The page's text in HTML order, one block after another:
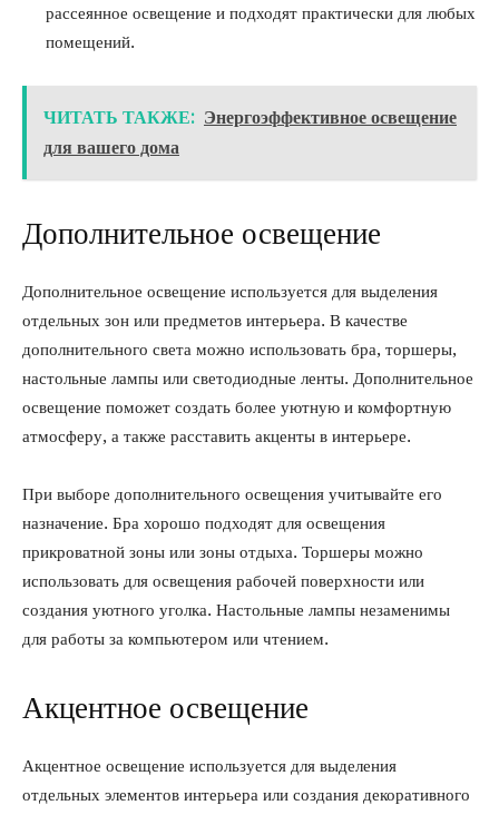
рассеянное освещение и подходят практически для любых
помещений.
ЧИТАТЬ ТАКЖЕ: Энергоэффективное освещение
для вашего дома
Дополнительное освещение
Дополнительное освещение используется для выделения
отдельных зон или предметов интерьера. В качестве
дополнительного света можно использовать бра, торшеры,
настольные лампы или светодиодные ленты. Дополнительное
освещение поможет создать более уютную и комфортную
атмосферу, а также расставить акценты в интерьере.
При выборе дополнительного освещения учитывайте его
назначение. Бра хорошо подходят для освещения
прикроватной зоны или зоны отдыха. Торшеры можно
использовать для освещения рабочей поверхности или
создания уютного уголка. Настольные лампы незаменимы
для работы за компьютером или чтением.
Акцентное освещение
Акцентное освещение используется для выделения
отдельных элементов интерьера или создания декоративного